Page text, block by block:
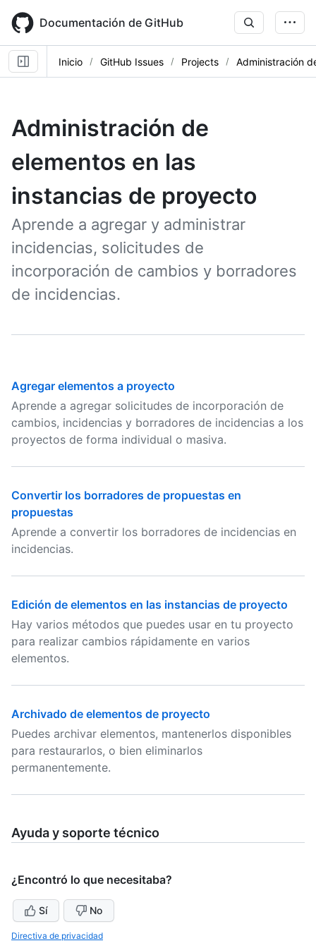
main
content
Documentación de GitHub
Inicio GitHub Issues Projects Administración
Administración de
elementos en las
instancias de proyecto
Aprende a agregar y administrar
incidencias, solicitudes de
incorporación de cambios y borradores
de incidencias.
Agregar elementos a proyecto
Aprende a agregar solicitudes de incorporación de
cambios, incidencias y borradores de incidencias a los
proyectos de forma individual o masiva.
Convertir los borradores de propuestas en
propuestas
Aprende a convertir los borradores de incidencias en
incidencias.
Edición de elementos en las instancias de proyecto
Hay varios métodos que puedes usar en tu proyecto
para realizar cambios rápidamente en varios
elementos.
Archivado de elementos de proyecto
Puedes archivar elementos, mantenerlos disponibles
para restaurarlos, o bien eliminarlos
permanentemente.
Ayuda y soporte técnico
¿Encontró lo que necesitaba?
Sí No
Directiva de privacidad